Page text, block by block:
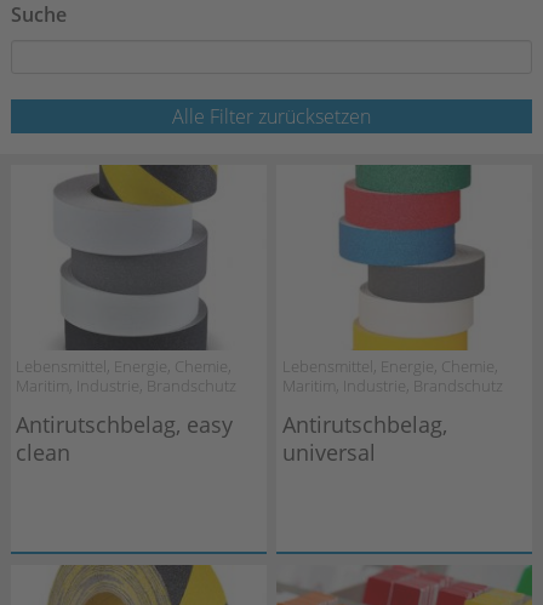
Suche
Alle Filter zurücksetzen
Lebensmittel, Energie, Chemie,
Maritim, Industrie, Brandschutz
Antirutschbelag, easy
clean
Lebensmittel, Energie, Chemie,
Maritim, Industrie, Brandschutz
Antirutschbelag,
universal